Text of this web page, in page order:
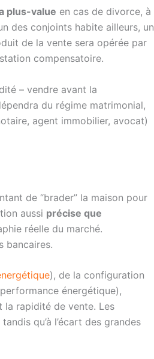
plus-value en cas de divorce, à
des conjoints habite ailleurs, un
de la vente sera opérée par
compensatoire.
– vendre avant la
du régime matrimonial,
agent immobilier, avocat)
de “brader” la maison pour
aussi précise que
réelle du marché.
bancaires.
), de la configuration
énergétique),
la rapidité de vente. Les
qu’à l’écart des grandes